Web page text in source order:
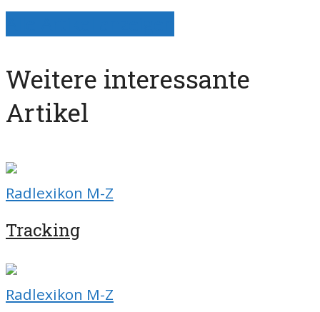
Weitere interessante
Artikel
Radlexikon M-Z
Tracking
Radlexikon M-Z